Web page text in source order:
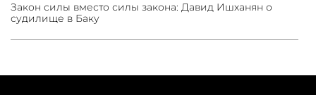
Закон силы вместо силы закона: Давид Ишханян о
судилище в Баку